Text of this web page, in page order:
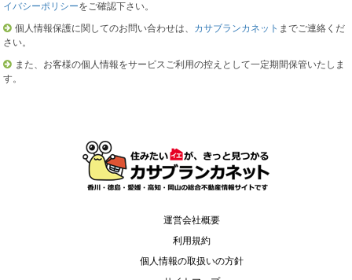
イバシーポリシーをご確認下さい。
個人情報保護に関してのお問い合わせは、 カサブランカネット までご連絡くだ
さい。
また、お客様の個人情報をサービスご利用の控えとして一定期間保管いたしま
す。
運営会社概要
利用規約
個人情報の取扱いの方針